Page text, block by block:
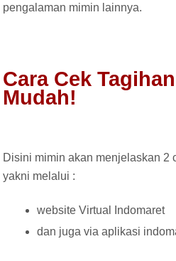
pengalaman mimin lainnya.
Cara Cek
Mudah!
Disini mimin akan menjelaskan 2
yakni melalui :
website Virtual Indomaret
dan juga via aplikasi